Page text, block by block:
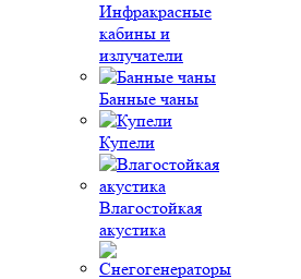
Инфракрасные
кабины и
излучатели
Банные чаны
Купели
Влагостойкая
акустика